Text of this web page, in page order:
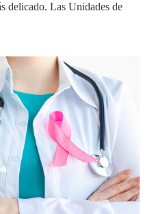
delicado. Las Unidades de